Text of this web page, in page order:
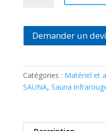
SPECTRA
3
Demander un
Catégories : Matériel et
SAUNA, Sauna